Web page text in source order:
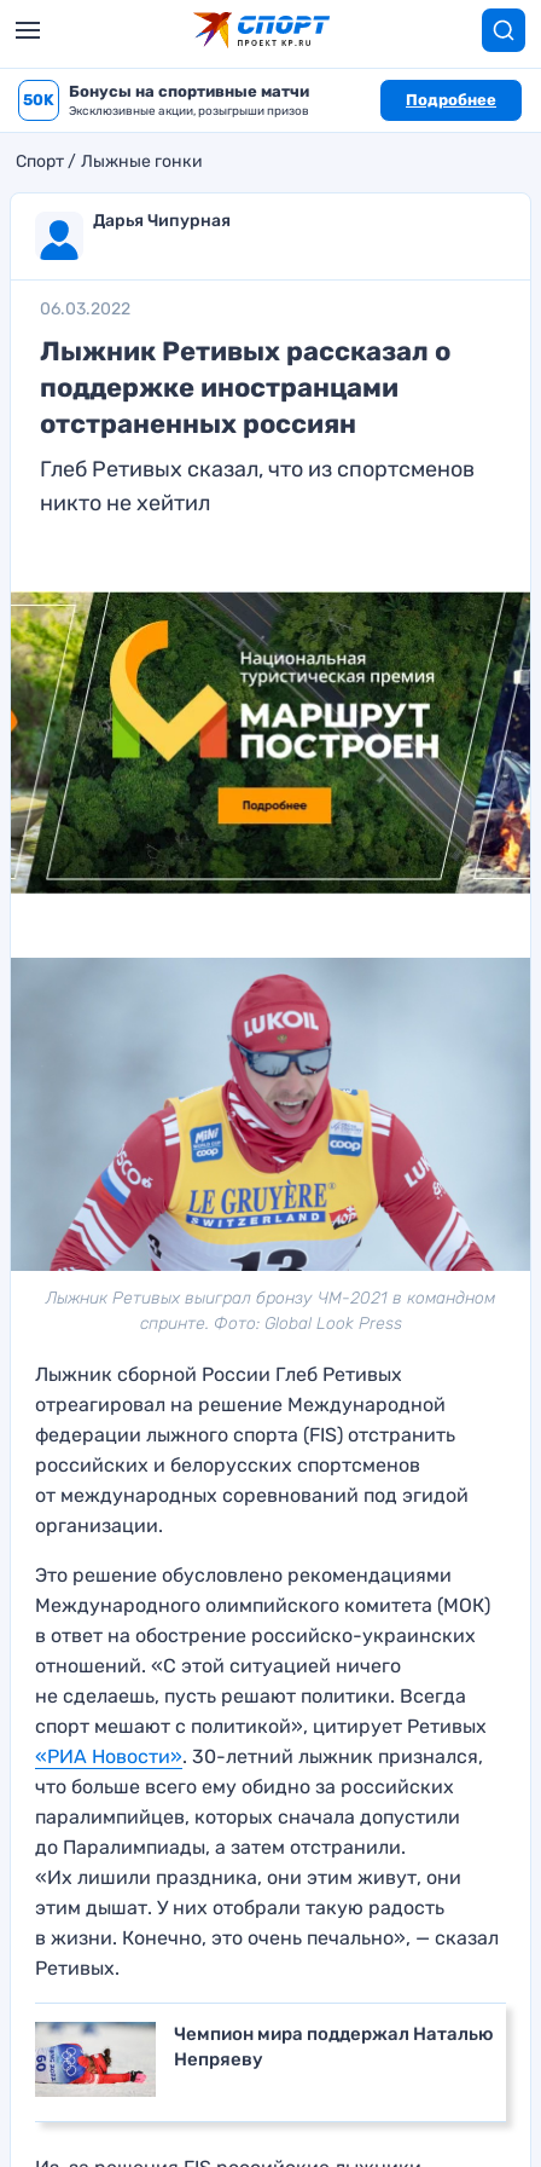
50K Бонусы на спортивные матчи
Эксклюзивные акции, розыгрыши призов
Подробнее
Спорт Лыжные гонки
Дарья Чипурная
06.03.2022
Лыжник Ретивых рассказал о
поддержке иностранцами
отстраненных россиян
Глеб Ретивых сказал, что из спортсменов
никто не хейтил
Лыжник Ретивых выиграл бронзу ЧМ-2021 в командном
спринте. Фото: Global Look Press
Лыжник сборной России Глеб Ретивых
отреагировал на решение Международной
федерации лыжного спорта (FIS) отстранить
российских и белорусских спортсменов
от международных соревнований под эгидой
организации.
Это решение обусловлено рекомендациями
Международного олимпийского комитета (МОК)
в ответ на обострение российско-украинских
отношений. «С этой ситуацией ничего
не сделаешь, пусть решают политики. Всегда
спорт мешают с политикой», цитирует Ретивых
«РИА Новости». 30-летний лыжник признался,
что больше всего ему обидно за российских
паралимпийцев, которых сначала допустили
до Паралимпиады, а затем отстранили.
«Их лишили праздника, они этим живут, они
этим дышат. У них отобрали такую радость
в жизни. Конечно, это очень печально», — сказал
Ретивых.
Чемпион мира поддержал Наталью
Непряеву